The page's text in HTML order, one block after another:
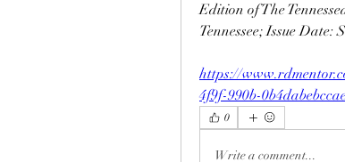
Edition of The
Tennessee; Issue Date:
https://
4f9f-990b-
0
Write a comment...